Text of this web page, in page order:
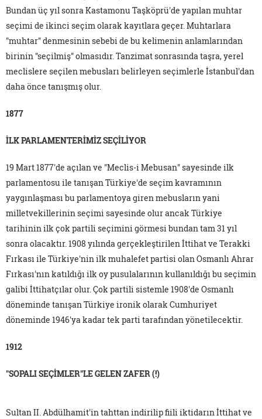
Bundan üç yıl sonra Kastamonu Taşköprü'de yapılan muhtar
seçimi de ikinci seçim olarak kayıtlara geçer. Muhtarlara
"muhtar" denmesinin sebebi de bu kelimenin anlamlarından
birinin "seçilmiş" olmasıdır. Tanzimat sonrasında taşra, yerel
meclislere seçilen mebusları belirleyen seçimlerle İstanbul'dan
daha önce tanışmış olur.
1877
İLK PARLAMENTERİMİZ SEÇİLİYOR
19 Mart 1877'de açılan ve "Meclis-i Mebusan" sayesinde ilk
parlamentosu ile tanışan Türkiye'de seçim kavramının
yaygınlaşması bu parlamentoya giren mebusların yani
milletvekillerinin seçimi sayesinde olur ancak Türkiye
tarihinin ilk çok partili seçimini görmesi bundan tam 31 yıl
sonra olacaktır. 1908 yılında gerçekleştirilen İttihat ve Terakki
Fırkası ile Türkiye'nin ilk muhalefet partisi olan Osmanlı Ahrar
Fırkası'nın katıldığı ilk oy pusulalarının kullanıldığı bu seçimin
galibi İttihatçılar olur. Çok partili sistemle 1908'de Osmanlı
döneminde tanışan Türkiye ironik olarak Cumhuriyet
döneminde 1946'ya kadar tek parti tarafından yönetilecektir.
1912
"SOPALI SEÇİMLER"LE GELEN ZAFER (!)
Sultan II. Abdülhamit'in tahttan indirilip fiili iktidarın İttihat ve